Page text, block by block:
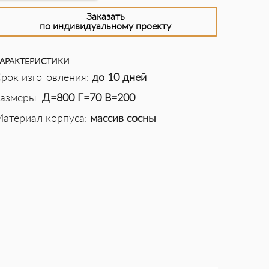
Заказать
по индивидуальному проекту
изготовления: до 10 дней
Д=800 Г=70 В=200
корпуса: массив сосны